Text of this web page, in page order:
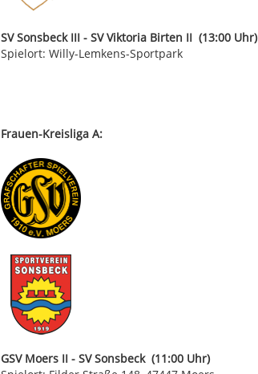
SV Sonsbeck III - SV Viktoria Birten II (13:00 Uhr)
Spielort: Willy-Lemkens-Sportpark
Frauen-Kreisliga A:
GSV Moers II - SV Sonsbeck (11:00 Uhr)